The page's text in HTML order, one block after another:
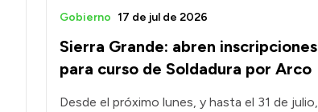
Sierra Grande: abren inscripciones
para curso de Soldadura por Arco
Gobierno 17 de jul de 2026
Desde el próximo lunes, y hasta el 31 de julio,